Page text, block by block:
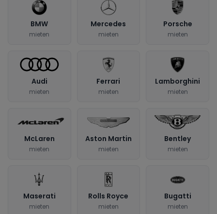
BMW
mieten
Mercedes
mieten
Porsche
mieten
Audi
mieten
Ferrari
mieten
Lamborghini
mieten
McLaren
mieten
Aston Martin
mieten
Bentley
mieten
Maserati
mieten
Rolls Royce
mieten
Bugatti
mieten